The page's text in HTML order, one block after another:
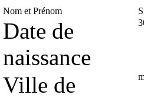
Nom et Prénom
Date de
naissance
Ville de